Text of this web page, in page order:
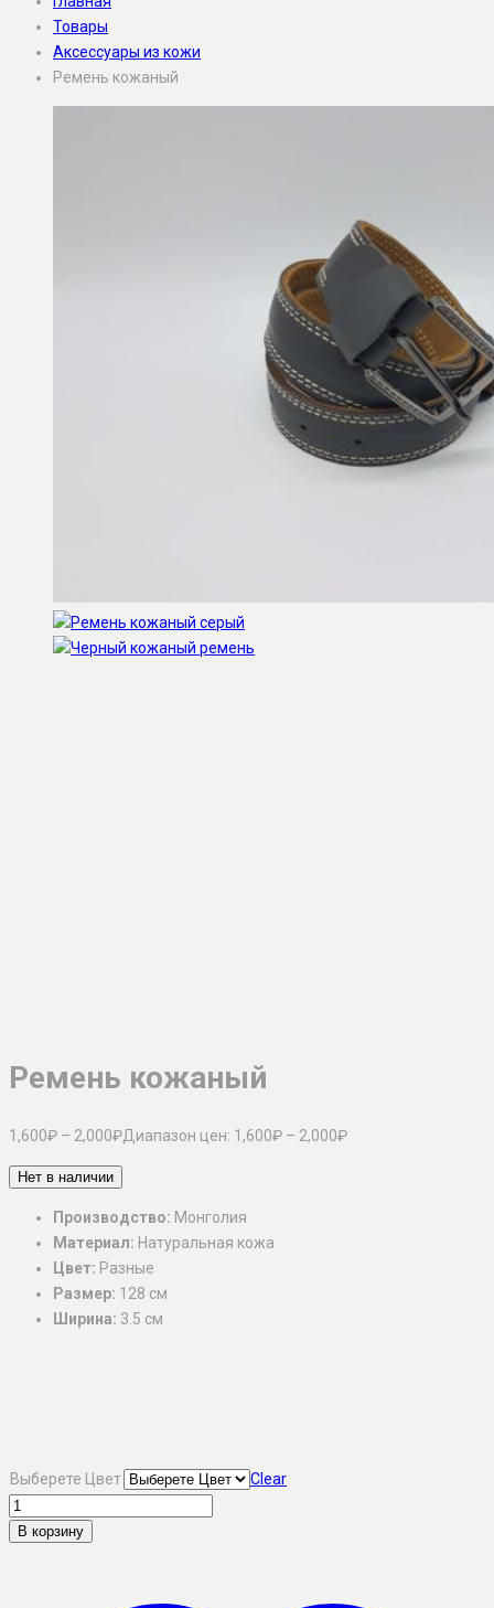
Товары
Аксессуары из кожи
Ремень кожаный
Ремень кожаный
1,600₽ – 2,000₽Диапазон цен: 1,600₽ – 2,000₽
Нет в наличии
Производство: Монголия
Материал: Натуральная кожа
Цвет: Разные
Размер: 128 см
Ширина: 3.5 см
Выберете Цвет Clear
В корзину